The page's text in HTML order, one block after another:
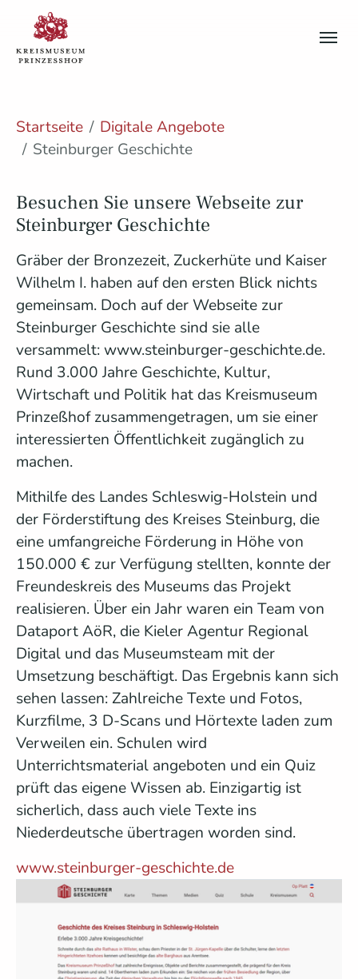
Skip to main content
Skip to page footer
You are here:
Startseite
Digitale Angebote
Steinburger Geschichte
Besuchen Sie unsere Webseite zur
Steinburger Geschichte
Show larger version for:
Gräber der Bronzezeit, Zuckerhüte und Kaiser
Wilhelm I. haben auf den ersten Blick nichts
gemeinsam. Doch auf der Webseite zur
Steinburger Geschichte sind sie alle
versammelt: www.steinburger-geschichte.de.
Rund 3.000 Jahre Geschichte, Kultur,
Wirtschaft und Politik hat das Kreismuseum
Prinzeßhof zusammengetragen, um sie einer
interessierten Öffentlichkeit zugänglich zu
machen.
Mithilfe des Landes Schleswig-Holstein und
der Förderstiftung des Kreises Steinburg, die
eine umfangreiche Förderung in Höhe von
150.000 € zur Verfügung stellten, konnte der
Freundeskreis des Museums das Projekt
realisieren. Über ein Jahr waren ein Team von
Dataport AöR, die Kieler Agentur Regional
Digital und das Museumsteam mit der
Umsetzung beschäftigt. Das Ergebnis kann sich
sehen lassen: Zahlreiche Texte und Fotos,
Kurzfilme, 3 D-Scans und Hörtexte laden zum
Verweilen ein. Schulen wird
Unterrichtsmaterial angeboten und ein Quiz
prüft das eigene Wissen ab. Einzigartig ist
sicherlich, dass auch viele Texte ins
Niederdeutsche übertragen worden sind.
www.steinburger-geschichte.de